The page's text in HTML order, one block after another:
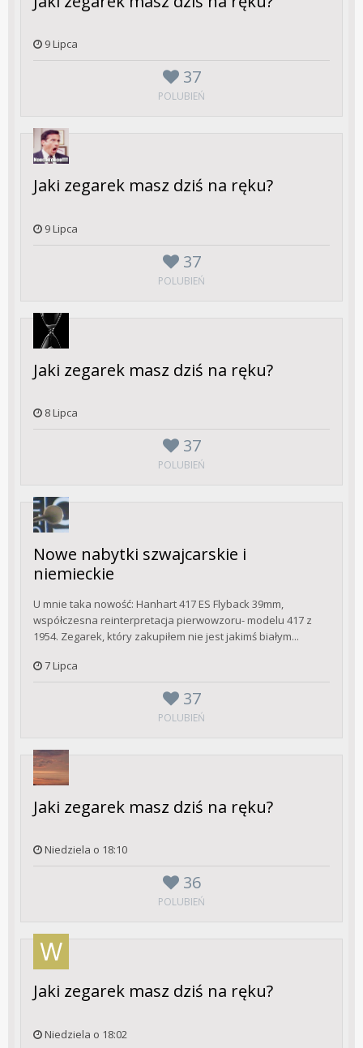
37
POLUBIEŃ
9 Lipca
37
POLUBIEŃ
Jaki zegarek masz dziś na ręku?
9 Lipca
37
POLUBIEŃ
Jaki zegarek masz dziś na ręku?
8 Lipca
37
POLUBIEŃ
Nowe nabytki szwajcarskie i
niemieckie
U mnie taka nowość: Hanhart 417 ES Flyback 39mm,
współczesna reinterpretacja pierwowzoru- modelu 417 z
1954. Zegarek, który zakupiłem nie jest jakimś białym...
7 Lipca
36
POLUBIEŃ
Jaki zegarek masz dziś na ręku?
Niedziela o 18:10
Jaki zegarek masz dziś na ręku?
Niedziela o 18:02